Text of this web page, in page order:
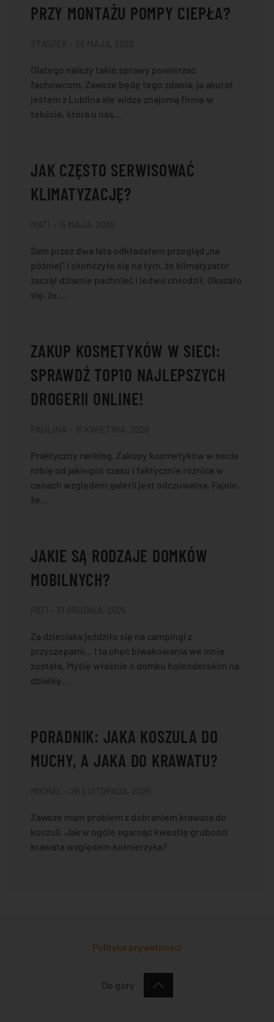
PRZY MONTAŻU POMPY CIEPŁA?
Dlatego należy takie sprawy powierzać
fachowcom, Zawsze będę tego zdania, ja akurat
jestem z Lublina ale widzę znajomą firmę w
tekście, która u nas…
JAK CZĘSTO SERWISOWAĆ
KLIMATYZACJĘ?
Sam przez dwa lata odkładałem przegląd „na
później” i skończyło się na tym, że klimatyzator
zaczął dziwnie pachnieć i ledwo chłodził. Okazało
się, że…
ZAKUP KOSMETYKÓW W SIECI:
SPRAWDŹ TOP10 NAJLEPSZYCH
DROGERII ONLINE!
Praktyczny ranking. Zakupy kosmetyków w necie
robię od jakiegoś czasu i faktycznie różnica w
cenach względem galerii jest odczuwalna. Fajnie,
że…
JAKIE SĄ RODZAJE DOMKÓW
MOBILNYCH?
Za dzieciaka jeździło się na campingi z
przyczepami… I ta chęć biwakowania we mnie
została. Myślę właśnie o domku holenderskim na
działkę…
PORADNIK: JAKA KOSZULA DO
MUCHY, A JAKA DO KRAWATU?
Zawsze mam problem z dobraniem krawata do
koszuli. Jak w ogóle ogarnąć kwestię grubości
krawata względem kołnierzyka?
Polityka prywatności
Do góry